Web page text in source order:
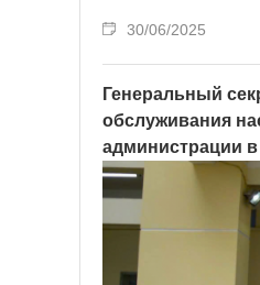
30/06/2025
Генеральный
обслуживания
администрации